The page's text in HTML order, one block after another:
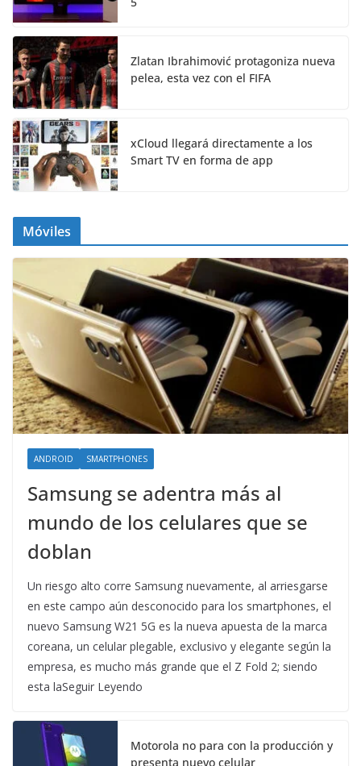
Zlatan Ibrahimović protagoniza nueva
pelea, esta vez con el FIFA
xCloud llegará directamente a los
Smart TV en forma de app
Móviles
ANDROID SMARTPHONES
Samsung se adentra más al
mundo de los celulares que se
doblan
Un riesgo alto corre Samsung nuevamente, al arriesgarse
en este campo aún desconocido para los smartphones, el
nuevo Samsung W21 5G es la nueva apuesta de la marca
coreana, un celular plegable, exclusivo y elegante según la
empresa, es mucho más grande que el Z Fold 2; siendo
esta laSeguir Leyendo
Motorola no para con la producción y
presenta nuevo celular